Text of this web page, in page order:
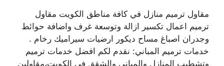
مقاول ترميم منازل في كافة مناطق الكويت مقاول
ترميم اعمال تكسير ازالة وتوسعة غرف واضافة حوائط
وجدران اصباغ مساح ديكور ارضيات سيراميك رخام .
خدمات ترميم المباني: نقدم لكم افضل خدمات ترميم
وتشطيب المنازل والمباني والشقق في الكويت،مقاولين